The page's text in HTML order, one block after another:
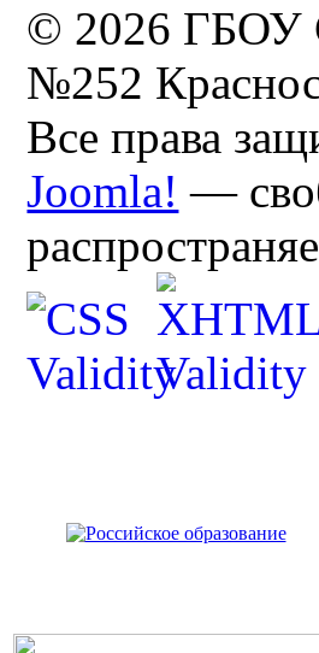
© 2026 ГБОУ
№252
Все права
Joomla! —